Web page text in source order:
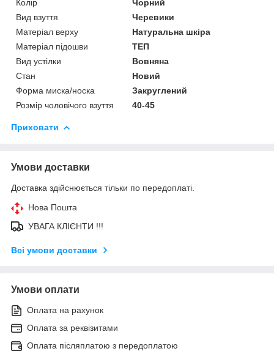
Колір
Чорний
Вид взуття
Черевики
Матеріал верху
Натуральна шкіра
Матеріал підошви
ТЕП
Вид устілки
Вовняна
Стан
Новий
Форма миска/носка
Закруглений
Розмір чоловічого взуття
40-45
Приховати
Умови доставки
Доставка здійснюється тільки по передоплаті.
Нова Пошта
УВАГА КЛІЄНТИ !!!
Всі умови доставки
Умови оплати
Оплата на рахунок
Оплата за реквізитами
Оплата післяплатою з передоплатою